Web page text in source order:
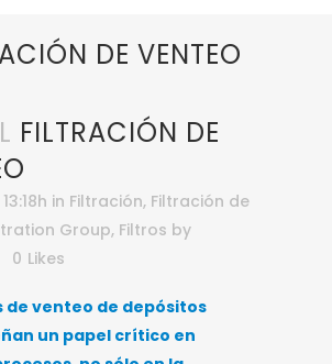
DE VENTEO
FILTRACIÓN DE
in Filtración, Filtración de
Group, Filtros by
0 Likes
de venteo de depósitos
un papel crítico en